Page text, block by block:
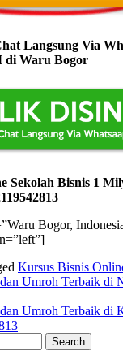
Langsung Via
di Waru Bogor
Sekolah Bisnis 1
Bogor,
Kursus Bisnis
Umroh Terbaik di
Umroh Terbaik di